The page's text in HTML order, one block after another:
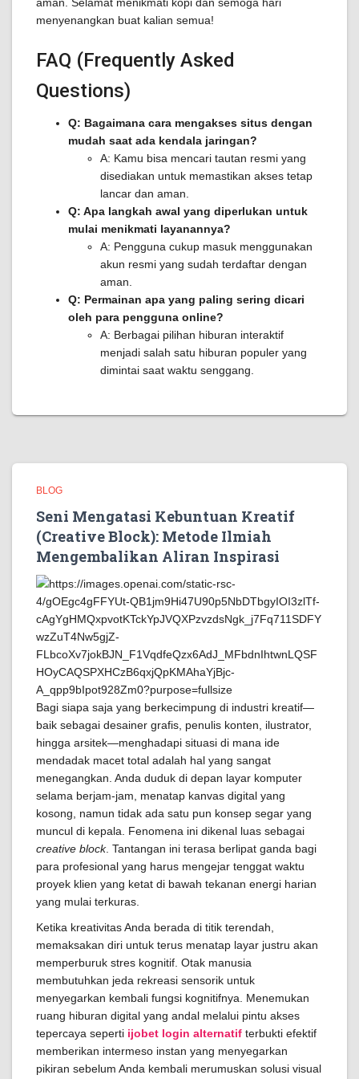
menyenangkan buat kalian semua!
FAQ (Frequently Asked
Questions)
Q: Bagaimana cara mengakses situs dengan
mudah saat ada kendala jaringan?
A: Kamu bisa mencari tautan resmi yang
disediakan untuk memastikan akses tetap
lancar dan aman.
Q: Apa langkah awal yang diperlukan untuk
mulai menikmati layanannya?
A: Pengguna cukup masuk menggunakan
akun resmi yang sudah terdaftar dengan
aman.
Q: Permainan apa yang paling sering dicari
oleh para pengguna online?
A: Berbagai pilihan hiburan interaktif
menjadi salah satu hiburan populer yang
dimintai saat waktu senggang.
BLOG
Seni Mengatasi Kebuntuan Kreatif
(Creative Block): Metode Ilmiah
Mengembalikan Aliran Inspirasi
Bagi siapa saja yang berkecimpung di industri kreatif—
baik sebagai desainer grafis, penulis konten, ilustrator,
hingga arsitek—menghadapi situasi di mana ide
mendadak macet total adalah hal yang sangat
menegangkan. Anda duduk di depan layar komputer
selama berjam-jam, menatap kanvas digital yang
kosong, namun tidak ada satu pun konsep segar yang
muncul di kepala. Fenomena ini dikenal luas sebagai
creative block. Tantangan ini terasa berlipat ganda bagi
para profesional yang harus mengejar tenggat waktu
proyek klien yang ketat di bawah tekanan energi harian
yang mulai terkuras.
Ketika kreativitas Anda berada di titik terendah,
memaksakan diri untuk terus menatap layar justru akan
memperburuk stres kognitif. Otak manusia
membutuhkan jeda rekreasi sensorik untuk
menyegarkan kembali fungsi kognitifnya. Menemukan
ruang hiburan digital yang andal melalui pintu akses
tepercaya seperti ijobet login alternatif terbukti efektif
memberikan intermeso instan yang menyegarkan
pikiran sebelum Anda kembali merumuskan solusi visual